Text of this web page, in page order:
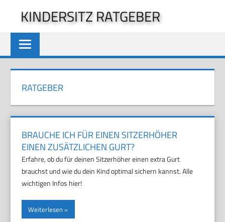
springen
KINDERSITZ RATGEBER
RATGEBER
BRAUCHE ICH FÜR EINEN SITZERHÖHER
EINEN ZUSÄTZLICHEN GURT?
Erfahre, ob du für deinen Sitzerhöher einen extra Gurt
brauchst und wie du dein Kind optimal sichern kannst. Alle
wichtigen Infos hier!
Weiterlesen